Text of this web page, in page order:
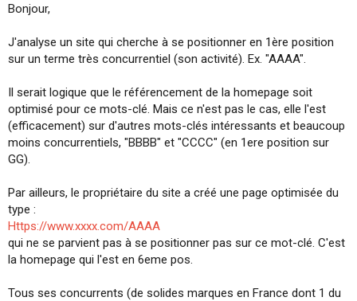
a
i
s
s
s
i
o
n
Bonjour,
J'analyse un site qui cherche à se positionner en 1ère position
sur un terme très concurrentiel (son activité). Ex. "AAAA".
Il serait logique que le référencement de la homepage soit
optimisé pour ce mots-clé. Mais ce n'est pas le cas, elle l'est
(efficacement) sur d'autres mots-clés intéressants et beaucoup
moins concurrentiels, "BBBB" et "CCCC" (en 1ere position sur
GG).
Par ailleurs, le propriétaire du site a créé une page optimisée du
type :
Https://www.xxxx.com/AAAA
qui ne se parvient pas à se positionner pas sur ce mot-clé. C'est
la homepage qui l'est en 6eme pos.
Tous ses concurrents (de solides marques en France dont 1 du